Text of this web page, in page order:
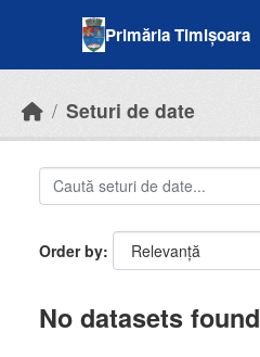
Primăria Timișoara
Seturi de date
Order by
No datasets found